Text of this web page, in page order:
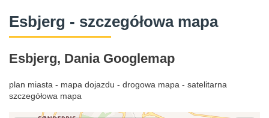
Esbjerg - szczegółowa mapa
Esbjerg, Dania Googlemap
plan miasta - mapa dojazdu - drogowa mapa - satelitarna
szczegółowa mapa